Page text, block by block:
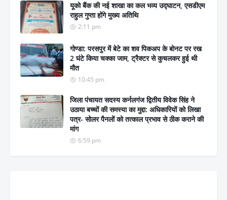
यूको बैंक की नई शाखा का कल भव्य उद्घाटन, एसडीएम
राहुल गुप्ता होंगे मुख्य अतिथि
2:11 pm
गोण्डा: परसपुर में बेटे का शव पिकअप के बोनट पर रख
2 घंटे किया चक्का जाम, ट्रैक्टर से कुचलकर हुई थी
मौत
10:45 pm
जिला पंचायत सदस्य कर्नलगंज द्वितीय विवेक सिंह ने
उठाया बच्चों की समस्या का मुद्दा: अधिकारियों को लिखा
पत्र- सोलर पैनलों को तत्काल प्रभाव से ठीक कराने की
मांग
6:59 pm